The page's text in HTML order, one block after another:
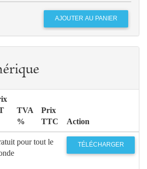
TVA
%
Prix
TTC
Action
pour tout le
TÉLÉCHARGER